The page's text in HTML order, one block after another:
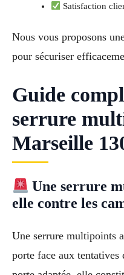
Satisfaction
Nous vous proposons
pour sécuriser
Guide
serrure
Marseille
Une serrure
elle contre les
Une serrure multipoints
porte face aux tentatives